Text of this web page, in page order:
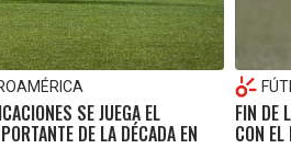
SE JUEGA EL
DE LA DÉCADA EN
FIN DE
CON